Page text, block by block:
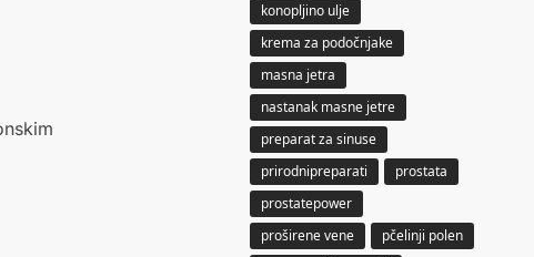
konopljino ulje
krema za podočnjake
masna jetra
nastanak masne jetre
preparat za sinuse
prirodnipreparati
prostata
prostatepower
proširene vene
pčelinji polen